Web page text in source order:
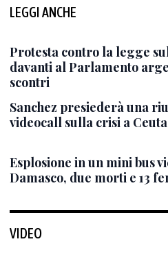
LEGGI ANCHE
Protesta contro la legge
davanti al Parlamento
scontri
Sanchez presiederà una
videocall sulla crisi a Ceuta
Esplosione in un mini bus
Damasco, due morti e 13
VIDEO